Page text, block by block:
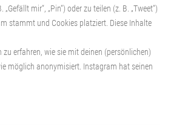
mir“, „Pin“) oder zu teilen (z. B. „Tweet“)
stammt und Cookies platziert. Diese Inhalte
erfahren, wie sie mit deinen (persönlichen)
möglich anonymisiert. Instagram hat seinen